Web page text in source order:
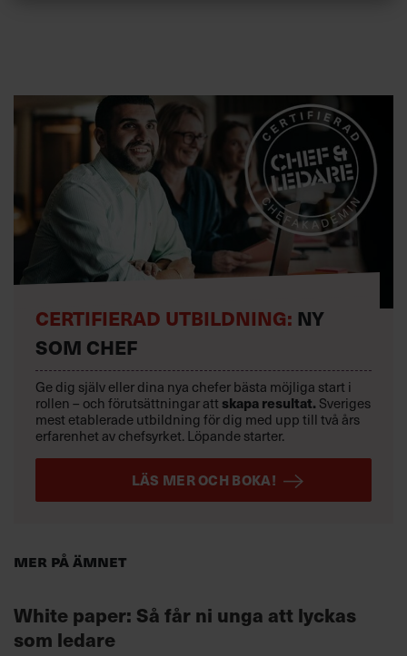
Mer på ämnet
White paper: Så får ni unga att lyckas
som ledare
CERTIFIERAD UTBILDNING: NY
SOM CHEF
Ge dig själv eller dina nya chefer bästa möjliga start i
rollen – och förutsättningar att skapa resultat. Sveriges
mest etablerade utbildning för dig med upp till två års
erfarenhet av chefsyrket. Löpande starter.
LÄS MER OCH BOKA!